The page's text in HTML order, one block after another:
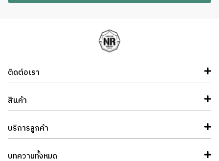
ติดต่อเรา
สินค้า
บริการลูกค้า
บทความทั้งหมด